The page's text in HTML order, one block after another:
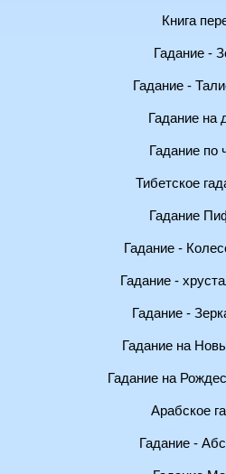
Книга
Гадание -
Гадание -
Гадание на
Гадание по
Тибетское
Гадание
Гадание -
Гадание -
Гадание -
Гадание на
Гадание на
Арабское
Гадание -